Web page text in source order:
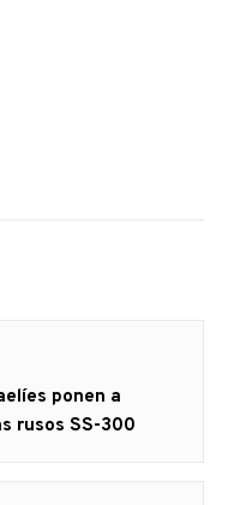
ponen a
rusos SS-300